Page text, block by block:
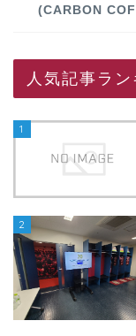
(CARBON
人気記事ラ
1
2